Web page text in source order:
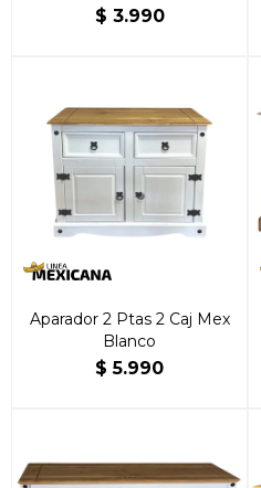
$ 3.990
Aparador 2 Ptas 2 Caj Mex
Blanco
$ 5.990